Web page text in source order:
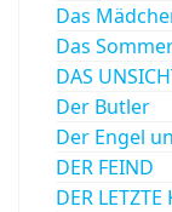
Das
Das
DAS
Der Butler
Der Engel
DER FEIND
DER